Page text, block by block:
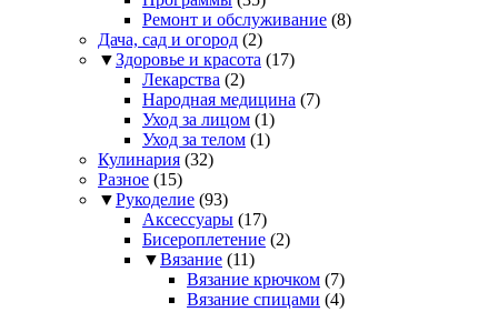
Ремонт и обслуживание (8)
Дача, сад и огород (2)
▼Здоровье и красота (17)
Лекарства (2)
Народная медицина (7)
Уход за лицом (1)
Уход за телом (1)
Кулинария (32)
Разное (15)
▼Рукоделие (93)
Аксессуары (17)
Бисероплетение (2)
▼Вязание (11)
Вязание крючком (7)
Вязание спицами (4)